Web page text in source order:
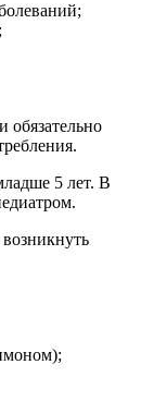
обязательно
5 лет. В